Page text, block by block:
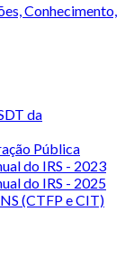
Conhecimento,
da
Pública
do IRS - 2023
do IRS - 2025
(CTFP e CIT)